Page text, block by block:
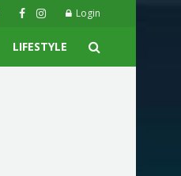
Login
LIFESTYLE